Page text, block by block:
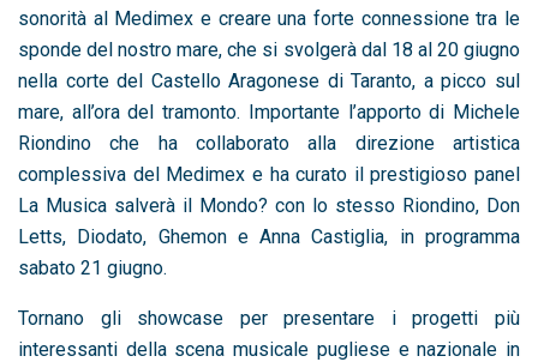
sonorità al Medimex e creare una forte connessione tra le
sponde del nostro mare, che si svolgerà dal 18 al 20 giugno
nella corte del Castello Aragonese di Taranto, a picco sul
mare, all’ora del tramonto. Importante l’apporto di Michele
Riondino che ha collaborato alla direzione artistica
complessiva del Medimex e ha curato il prestigioso panel
La Musica salverà il Mondo? con lo stesso Riondino, Don
Letts, Diodato, Ghemon e Anna Castiglia, in programma
sabato 21 giugno.
Tornano gli showcase per presentare i progetti più
interessanti della scena musicale pugliese e nazionale in